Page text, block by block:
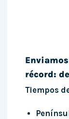
récord:
Tiempos